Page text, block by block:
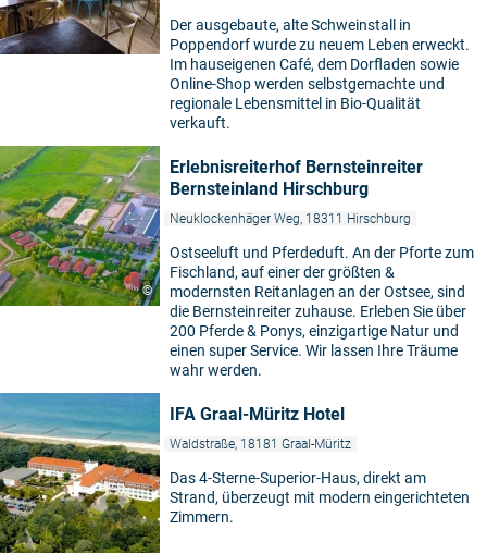
Der ausgebaute, alte Schweinstall in
Poppendorf wurde zu neuem Leben erweckt.
Im hauseigenen Café, dem Dorfladen sowie
Online-Shop werden selbstgemachte und
regionale Lebensmittel in Bio-Qualität
verkauft.
©
Erlebnisreiterhof Bernsteinreiter
Bernsteinland Hirschburg
Neuklockenhäger Weg, 18311 Hirschburg
Ostseeluft und Pferdeduft. An der Pforte zum
Fischland, auf einer der größten &
modernsten Reitanlagen an der Ostsee, sind
die Bernsteinreiter zuhause. Erleben Sie über
200 Pferde & Ponys, einzigartige Natur und
einen super Service. Wir lassen Ihre Träume
wahr werden.
IFA Graal-Müritz Hotel
Waldstraße, 18181 Graal-Müritz
Das 4-Sterne-Superior-Haus, direkt am
Strand, überzeugt mit modern eingerichteten
Zimmern.